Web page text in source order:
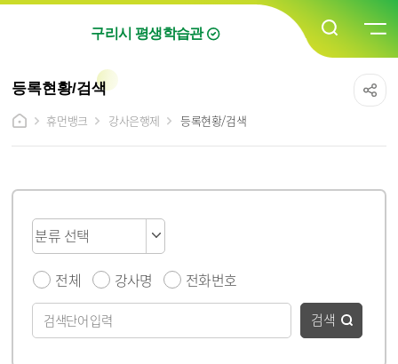
구리시 평생학습관
등록현황/검색
휴먼뱅크
강사은행제 등록현황/검색
전체 강사명 전화번호
검색